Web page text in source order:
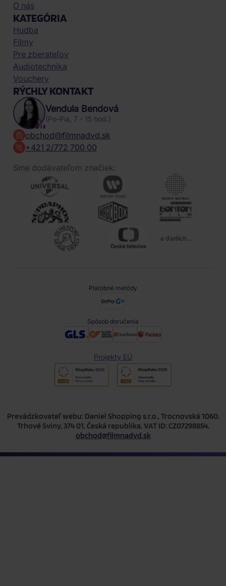
O nás
KATEGÓRIA
Hudba
Filmy
Pre zberateľov
Audiotechnika
Vouchery
RÝCHLY KONTAKT
Vendula Bendová
(Po-Pia, 7 - 15 hod.)
obchod@filmnadvd.sk
+421 2/772 700 00
Sme dodávateľom značiek:
a ďalších...
Platobné metódy
Spôsob doručenia
Projekty EÚ
Prevádzkovateľ webu: Daniel Shopping s.r.o., Trocnovská 1060,
Trhové Sviny, 374 01, Česká republika, VAT ID: CZ07298854,
obchod@filmnadvd.sk